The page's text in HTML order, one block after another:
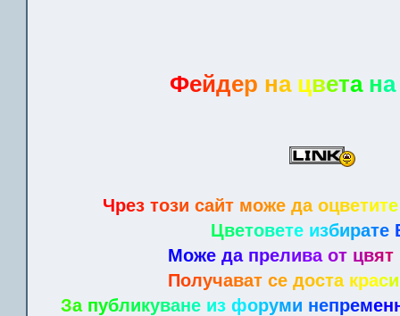
Фейдер на цвета на
Чрез този сайт може да оцветите
Цветовете избирате
Може да прелива от цвят
Получават се доста краси
За публикуване из форуми непремен